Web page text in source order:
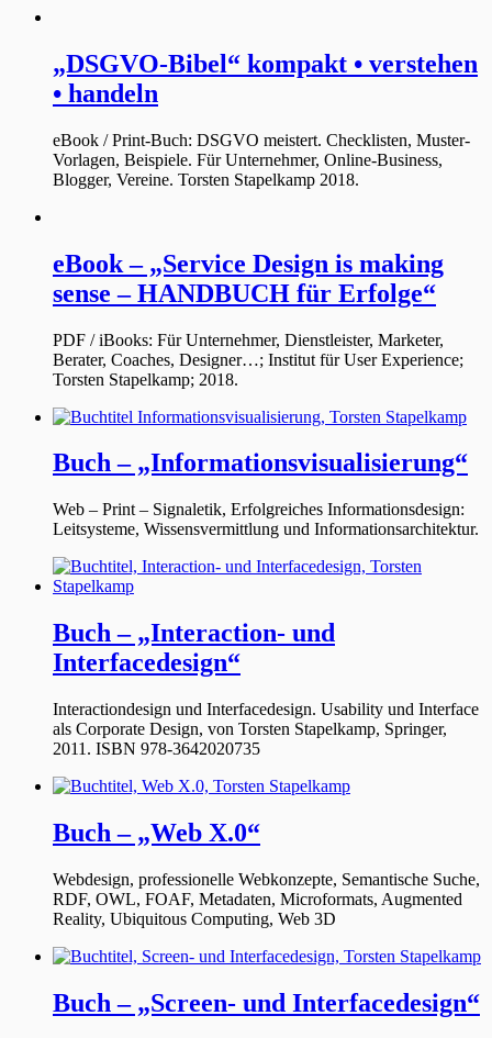
„DSGVO-Bibel“ kompakt • verstehen
• handeln
eBook / Print-Buch: DSGVO meistert. Checklisten, Muster-
Vorlagen, Beispiele. Für Unternehmer, Online-Business,
Blogger, Vereine. Torsten Stapelkamp 2018.
eBook – „Service Design is making
sense – HANDBUCH für Erfolge“
PDF / iBooks: Für Unternehmer, Dienstleister, Marketer,
Berater, Coaches, Designer…; Institut für User Experience;
Torsten Stapelkamp; 2018.
Buch – „Informationsvisualisierung“
Web – Print – Signaletik, Erfolgreiches Informationsdesign:
Leitsysteme, Wissensvermittlung und Informationsarchitektur.
Buch – „Interaction- und
Interfacedesign“
Interactiondesign und Interfacedesign. Usability und Interface
als Corporate Design, von Torsten Stapelkamp, Springer,
2011. ISBN 978-3642020735
Buch – „Web X.0“
Webdesign, professionelle Webkonzepte, Semantische Suche,
RDF, OWL, FOAF, Metadaten, Microformats, Augmented
Reality, Ubiquitous Computing, Web 3D
Buch – „Screen- und Interfacedesign“